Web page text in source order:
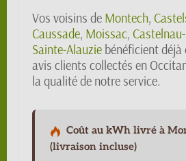
Vos voisins de Montech,
Caussade, Moissac,
Sainte-Alauzie bénéficient déjà
avis clients collectés en
la qualité de notre service.
Coût au kWh livré à
(livraison incluse)